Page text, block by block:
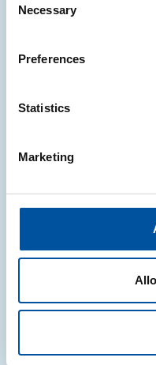
Selection
Necessary
Preferences
Statistics
Marketing
Riciclo di classe:
sull'Oglio (Brescia) e
Nuzio di Fabriano
2025/2026 di Riciclo
04.08.2026